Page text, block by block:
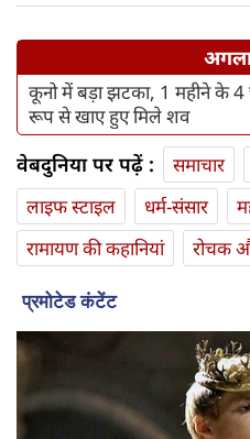
कूनो में बड़ा झटका, 1 महीने के
रूप से खाए हुए मिले शव
वेबदुनिया पर पढ़ें : समाचार
लाइफ स्‍टाइल
धर्म-संसार
रामायण की कहानियां
रोचक